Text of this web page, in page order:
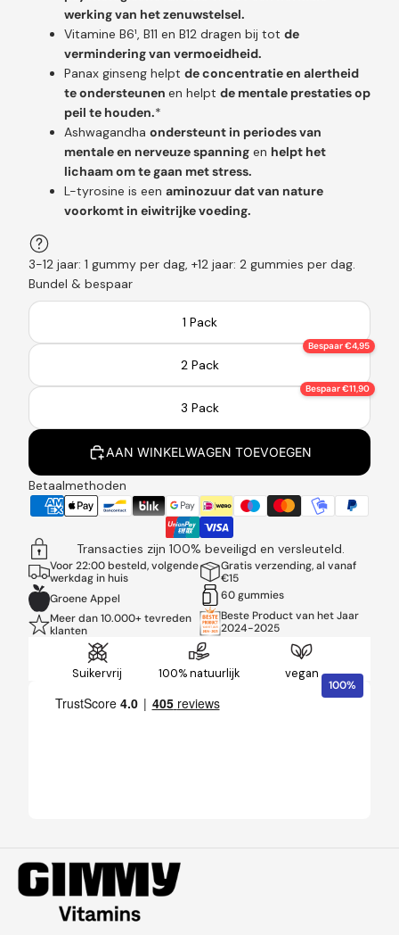
werking van het zenuwstelsel.
Vitamine B6¹, B11 en B12 dragen bij tot de
vermindering van vermoeidheid.
Panax ginseng helpt de concentratie en alertheid
te ondersteunen en helpt de mentale prestaties op
peil te houden.*
Ashwagandha ondersteunt in periodes van
mentale en nerveuze spanning en helpt het
lichaam om te gaan met stress.
L-tyrosine is een aminozuur dat van nature
voorkomt in eiwitrijke voeding.
3-12 jaar: 1 gummy per dag, +12 jaar: 2 gummies per dag.
Bundel & bespaar
1 Pack
2 Pack
Bespaar €4,95
3 Pack
Bespaar €11,90
AAN WINKELWAGEN TOEVOEGEN
Betaalmethoden
Transacties zijn 100% beveiligd en versleuteld.
Voor 22:00 besteld, volgende
werkdag in huis
Groene Appel
Meer dan 10.000+ tevreden
klanten
Gratis verzending, al vanaf
€15
60 gummies
Beste Product van het Jaar
2024-2025
Suikervrij 100% natuurlijk vegan
100%